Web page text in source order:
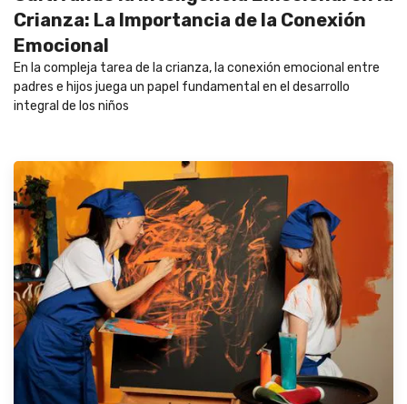
Crianza: La Importancia de la Conexión
Emocional
En la compleja tarea de la crianza, la conexión emocional entre
padres e hijos juega un papel fundamental en el desarrollo
integral de los niños